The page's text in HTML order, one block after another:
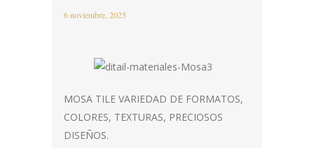
6 noviembre, 2025
MOSA TILE VARIEDAD DE FORMATOS,
COLORES, TEXTURAS, PRECIOSOS
DISEÑOS.